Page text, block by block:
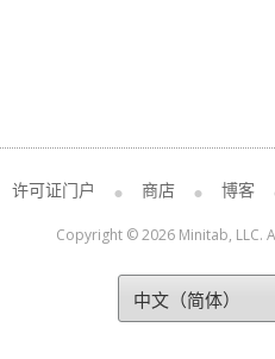
许可证门户 商店 博客
Copyright © 2026 Minitab, LLC.